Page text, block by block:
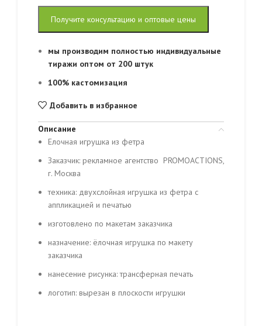
Получите консультацию и оптовые цены
мы производим полностью индивидуальные
тиражи оптом от 200 штук
100% кастомизация
Добавить в избранное
Описание
Елочная игрушка из фетра
Заказчик: рекламное агентство PROMOACTIONS,
г. Москва
техника: двухслойная игрушка из фетра с
аппликацией и печатью
изготовлено по макетам заказчика
назначение: ёлочная игрушка по макету
заказчика
нанесение рисунка: трансферная печать
логотип: вырезан в плоскости игрушки